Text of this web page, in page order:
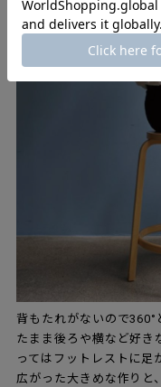
ハイスツールと
背もたれがないので
たまま後ろや横など好き
ってはフットレストに足
広がった大きめな作りと